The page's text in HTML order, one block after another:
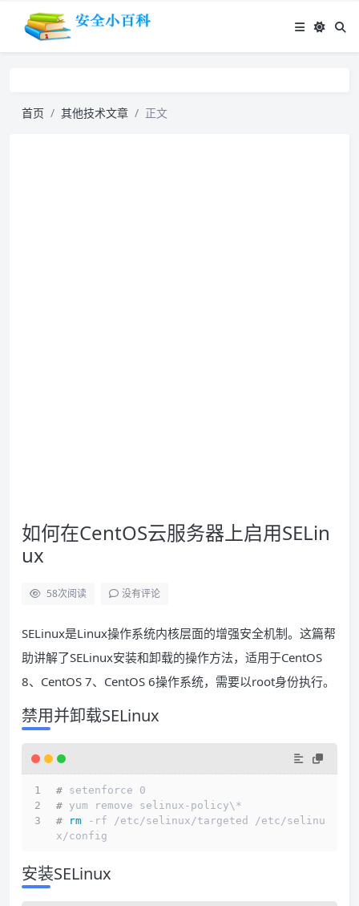
首页 其他技术文章 正文
如何在CentOS云服务器上启用SELin
ux
58次阅读 没有评论
SELinux是Linux操作系统内核层面的增强安全机制。这篇帮
助讲解了SELinux安装和卸载的操作方法，适用于CentOS
8、CentOS 7、CentOS 6操作系统，需要以root身份执行。
禁用并卸载SELinux
# setenforce 0
# yum remove selinux-policy\*
#
rm -rf /etc/selinux/targeted /etc/selinu
x/config
安装SELinux